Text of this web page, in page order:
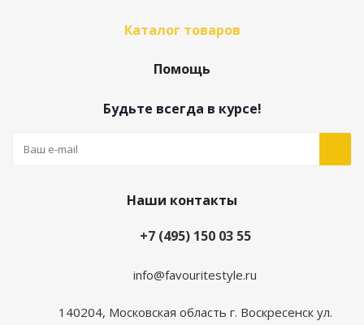
Каталог товаров
Помощь
Будьте всегда в курсе!
Наши контакты
+7 (495) 150 03 55
info@favouritestyle.ru
140204, Московская область г. Воскресенск ул.